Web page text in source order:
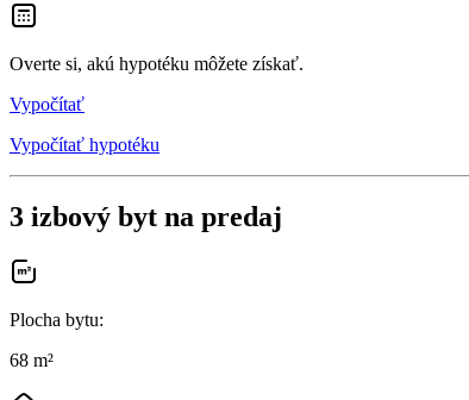
Overte si, akú hypotéku môžete získať.
Vypočítať
Vypočítať hypotéku
3 izbový byt na predaj
Plocha bytu:
68 m²